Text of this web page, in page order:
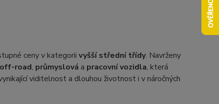
ceny v kategorii vyšší střední třídy. Navrženy
off-road, průmyslová a pracovní vozidla, která
viditelnost a dlouhou životnost i v náročných